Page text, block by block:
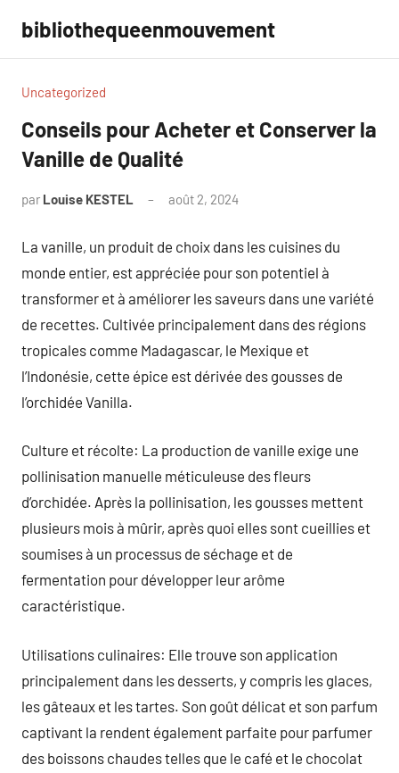
contenu
bibliothequeenmouvement
Uncategorized
Conseils pour Acheter et Conserver la
Vanille de Qualité
par Louise KESTEL août 2, 2024
La vanille, un produit de choix dans les cuisines du
monde entier, est appréciée pour son potentiel à
transformer et à améliorer les saveurs dans une variété
de recettes. Cultivée principalement dans des régions
tropicales comme Madagascar, le Mexique et
l’Indonésie, cette épice est dérivée des gousses de
l’orchidée Vanilla.
Culture et récolte: La production de vanille exige une
pollinisation manuelle méticuleuse des fleurs
d’orchidée. Après la pollinisation, les gousses mettent
plusieurs mois à mûrir, après quoi elles sont cueillies et
soumises à un processus de séchage et de
fermentation pour développer leur arôme
caractéristique.
Utilisations culinaires: Elle trouve son application
principalement dans les desserts, y compris les glaces,
les gâteaux et les tartes. Son goût délicat et son parfum
captivant la rendent également parfaite pour parfumer
des boissons chaudes telles que le café et le chocolat